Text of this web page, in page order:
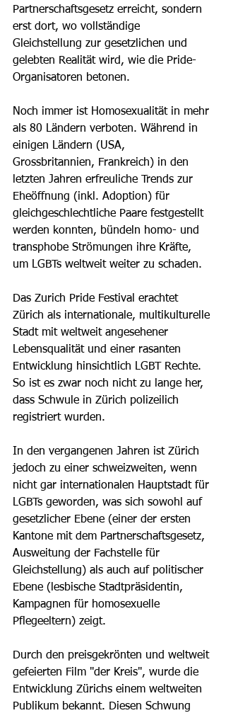
Partnerschaftsgesetz erreicht, sondern
erst dort, wo vollständige
Gleichstellung zur gesetzlichen und
gelebten Realität wird, wie die Pride-
Organisatoren betonen.
Noch immer ist Homosexualität in mehr
als 80 Ländern verboten. Während in
einigen Ländern (USA,
Grossbritannien, Frankreich) in den
letzten Jahren erfreuliche Trends zur
Eheöffnung (inkl. Adoption) für
gleichgeschlechtliche Paare festgestellt
werden konnten, bündeln homo- und
transphobe Strömungen ihre Kräfte,
um LGBTs weltweit weiter zu schaden.
Das Zurich Pride Festival erachtet
Zürich als internationale, multikulturelle
Stadt mit weltweit angesehener
Lebensqualität und einer rasanten
Entwicklung hinsichtlich LGBT Rechte.
So ist es zwar noch nicht zu lange her,
dass Schwule in Zürich polizeilich
registriert wurden.
In den vergangenen Jahren ist Zürich
jedoch zu einer schweizweiten, wenn
nicht gar internationalen Hauptstadt für
LGBTs geworden, was sich sowohl auf
gesetzlicher Ebene (einer der ersten
Kantone mit dem Partnerschaftsgesetz,
Ausweitung der Fachstelle für
Gleichstellung) als auch auf politischer
Ebene (lesbische Stadtpräsidentin,
Kampagnen für homosexuelle
Pflegeeltern) zeigt.
Durch den preisgekrönten und weltweit
gefeierten Film "der Kreis", wurde die
Entwicklung Zürichs einem weltweiten
Publikum bekannt. Diesen Schwung